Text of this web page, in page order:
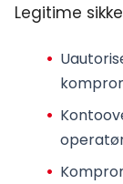
Legitime